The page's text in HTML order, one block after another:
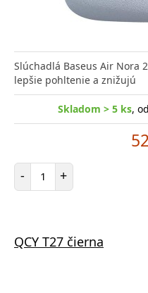
Slúchadlá Baseus Air Nora
lepšie pohltenie a znižujú
Skladom > 5 ks,
- Počet položiek
+
QCY T27 čierna